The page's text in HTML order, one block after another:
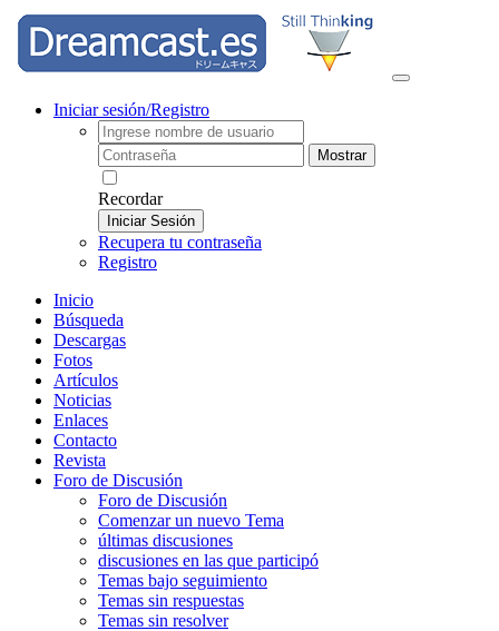
Iniciar sesión/Registro
Mostrar
Recordar
Iniciar Sesión
Recupera tu contraseña
Registro
Inicio
Búsqueda
Descargas
Fotos
Artículos
Noticias
Enlaces
Contacto
Revista
Foro de Discusión
Foro de Discusión
Comenzar un nuevo Tema
últimas discusiones
discusiones en las que participó
Temas bajo seguimiento
Temas sin respuestas
Temas sin resolver